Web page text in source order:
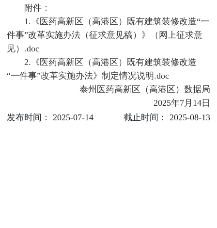
附件：
1. 《医药高新区（高港区）既有建筑装修改造“一
件事”改革实施办法（征求意见稿）》（网上征求意
见）.doc
2. 《医药高新区（高港区）既有建筑装修改造
“一件事”改革实施办法》制定情况说明.doc
泰州医药高新区（高港区）数据局
2025年7月14日
发布时间： 2025-07-14
截止时间： 2025-08-13